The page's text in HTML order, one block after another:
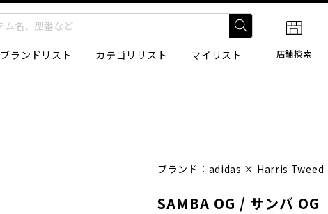
ブランドリスト カテゴリリスト マイリスト 店舗検索
ブランド： adidas × Harris Tweed
SAMBA OG / サンバ OG